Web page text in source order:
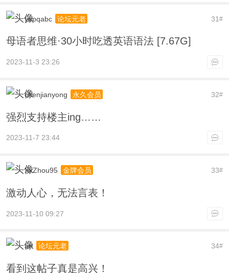
31#
yupqabc 论坛元老
母语者思维·30小时吃透英语语法 [7.67G]
2023-11-3 23:26
32#
chenjianyong 永久会员
强烈支持楼主ing……
2023-11-7 23:44
33#
XxZhou95 金牌会员
激动人心，无法言表！
2023-11-10 09:27
34#
art 论坛元老
看到这帖子真是高兴！